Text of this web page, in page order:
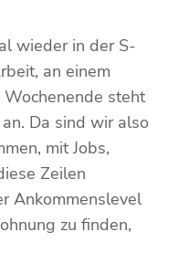
wieder in der S-
an einem
steht
Da sind wir also
mit Jobs,
Zeilen
Ankommenslevel
zu finden,